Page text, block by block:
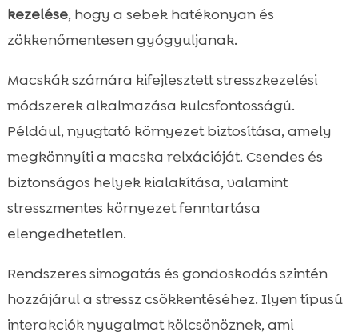
kezelése, hogy a sebek hatékonyan és
zökkenőmentesen gyógyuljanak.
Macskák számára kifejlesztett stresszkezelési
módszerek alkalmazása kulcsfontosságú.
Például, nyugtató környezet biztosítása, amely
megkönnyíti a macska relxációját. Csendes és
biztonságos helyek kialakítása, valamint
stresszmentes környezet fenntartása
elengedhetetlen.
Rendszeres simogatás és gondoskodás szintén
hozzájárul a stressz csökkentéséhez. Ilyen típusú
interakciók nyugalmat kölcsönöznek, ami